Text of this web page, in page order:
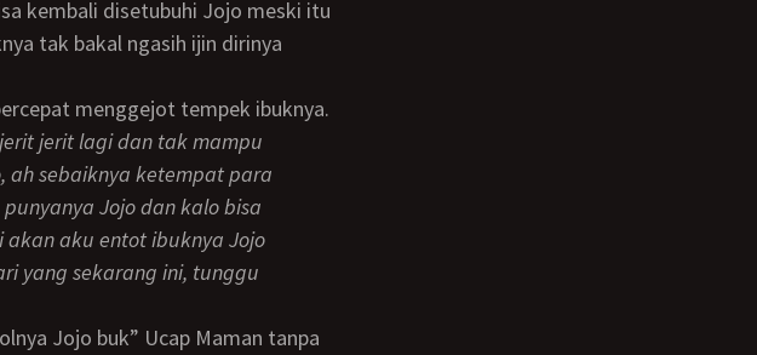
kembali disetubuhi Jojo meski itu
tak bakal ngasih ijin dirinya
jerit lagi dan tak mampu
ah sebaiknya ketempat para
Jojo dan kalo bisa
aku entot ibuknya Jojo
yang sekarang ini, tunggu